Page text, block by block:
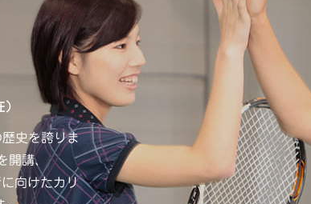
史を誇りま
開講、
向けたカリ